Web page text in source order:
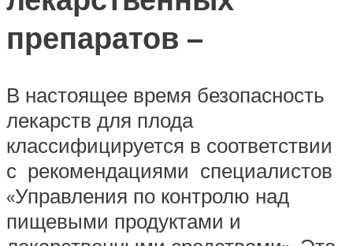
препаратов –
В настоящее время безопасность
лекарств для плода
классифицируется в соответствии
с рекомендациями специалистов
«Управления по контролю над
пищевыми продуктами и